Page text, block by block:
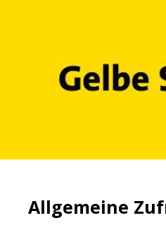
Allgemeine